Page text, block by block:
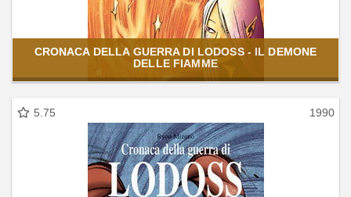
CRONACA DELLA GUERRA DI LODOSS - IL DEMONE
DELLE FIAMME
5.75 1990